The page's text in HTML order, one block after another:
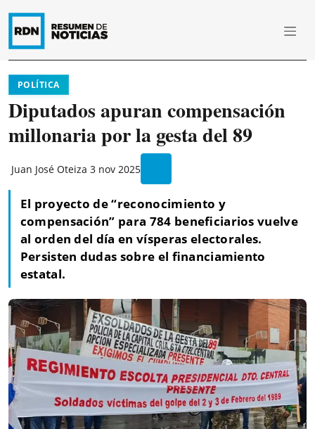
POLÍTICA
Diputados apuran compensación
millonaria por la gesta del 89
Juan José Oteiza 3 nov 2025
El proyecto de “reconocimiento y
compensación” para 784 beneficiarios vuelve
al orden del día en vísperas electorales.
Persisten dudas sobre el financiamiento
estatal.